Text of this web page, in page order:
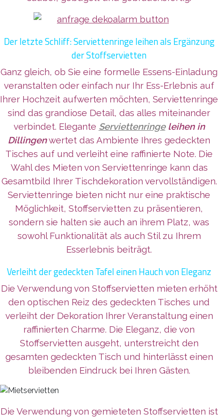
Der letzte Schliff: Serviettenringe leihen als Ergänzung
der Stoffservietten
Ganz gleich, ob Sie eine formelle Essens-Einladung
veranstalten oder einfach nur Ihr Ess-Erlebnis auf
Ihrer Hochzeit aufwerten möchten, Serviettenringe
sind das grandiose Detail, das alles miteinander
verbindet. Elegante Serviettenringeleihen in
Dillingenwertet das Ambiente Ihres gedeckten
Tisches auf und verleiht eine raffinierte Note. Die
Wahl des Mieten von Serviettenringe kann das
Gesamtbild Ihrer Tischdekoration vervollständigen.
Serviettenringe bieten nicht nur eine praktische
Möglichkeit, Stoffservietten zu präsentieren,
sondern sie halten sie auch an ihrem Platz, was
sowohl Funktionalität als auch Stil zu Ihrem
Esserlebnis beiträgt.
Verleiht der gedeckten Tafel einen Hauch von Eleganz
Die Verwendung von Stoffservietten mieten erhöht
den optischen Reiz des gedeckten Tisches und
verleiht der Dekoration Ihrer Veranstaltung einen
raffinierten Charme. Die Eleganz, die von
Stoffservietten ausgeht, unterstreicht den
gesamten gedeckten Tisch und hinterlässt einen
bleibenden Eindruck bei Ihren Gästen.
Die Verwendung von gemieteten Stoffservietten ist